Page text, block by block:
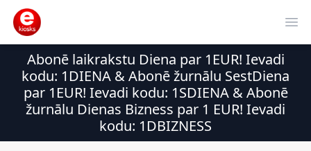
Abonē laikrakstu Diena par 1EUR! Ievadi
kodu: 1DIENA & Abonē žurnālu SestDiena
par 1EUR! Ievadi kodu: 1SDIENA & Abonē
žurnālu Dienas Bizness par 1 EUR! Ievadi
kodu: 1DBIZNESS